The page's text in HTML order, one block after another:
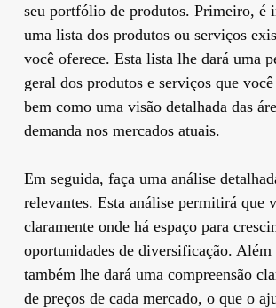
seu portfólio de produtos. Primeiro, é
uma lista dos produtos ou serviços
você oferece. Esta lista lhe dará uma
geral dos produtos e serviços que
bem como uma visão detalhada das
demanda nos mercados atuais.
Em seguida, faça uma análise
relevantes. Esta análise permitirá que
claramente onde há espaço para
oportunidades de diversificação. Além
também lhe dará uma compreensão
de preços de cada mercado, o que o